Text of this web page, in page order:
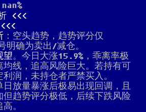
nan%
：空头趋势，趋势评分仅
明确为卖出/减仓。
望。今日大涨15.9%，乖离率极
均线，追高风险巨大。若持有可
润，未持仓者严禁买入。
日放量暴涨后极易出现回调，且
但趋势评分极低，后续下跌风险
。